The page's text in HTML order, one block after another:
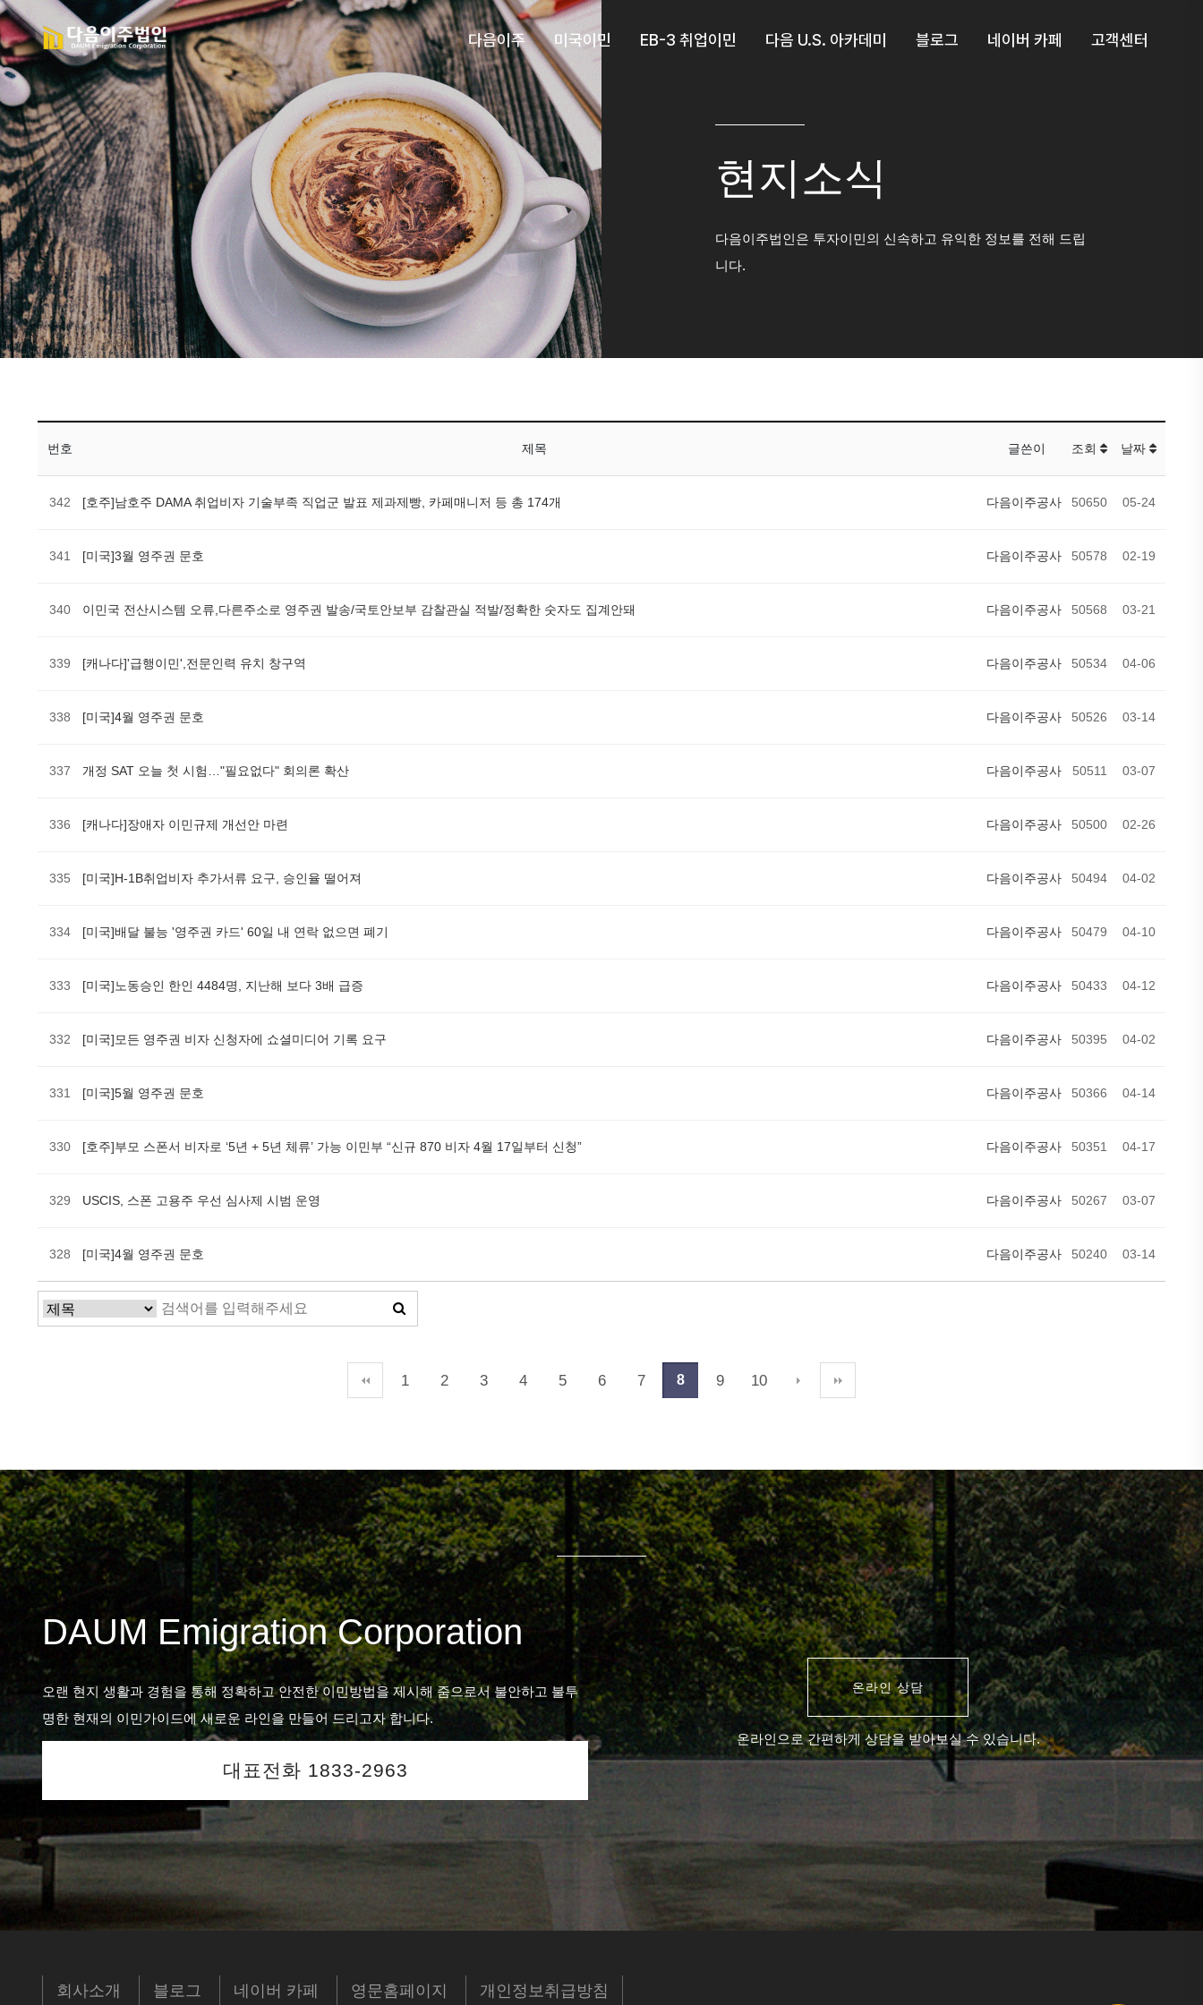
다음이주 미국이민 EB-3 취업이민 다음 U.S. 아카데미 블로그 네이버 카페 고객센터
현지소식
다음이주법인은 투자이민의 신속하고 유익한 정보를 전해 드립
니다.
번호 제목 글쓴이 조회 날짜
342 [호주]남호주 DAMA 취업비자 기술부족 직업군 발표 제과제빵, 카페매니저 등 총 174개 다음이주공사 50650 05-24
341 [미국]3월 영주권 문호 다음이주공사 50578 02-19
340 이민국 전산시스템 오류,다른주소로 영주권 발송/국토안보부 감찰관실 적발/정확한 숫자도 집계안돼 다음이주공사 50568 03-21
339 [캐나다]'급행이민',전문인력 유치 창구역 다음이주공사 50534 04-06
338 [미국]4월 영주권 문호 다음이주공사 50526 03-14
337 개정 SAT 오늘 첫 시험…"필요없다" 회의론 확산 다음이주공사 50511 03-07
336 [캐나다]장애자 이민규제 개선안 마련 다음이주공사 50500 02-26
335 [미국]H-1B취업비자 추가서류 요구, 승인율 떨어져 다음이주공사 50494 04-02
334 [미국]배달 불능 '영주권 카드' 60일 내 연락 없으면 폐기 다음이주공사 50479 04-10
333 [미국]노동승인 한인 4484명, 지난해 보다 3배 급증 다음이주공사 50433 04-12
332 [미국]모든 영주권 비자 신청자에 쇼셜미디어 기록 요구 다음이주공사 50395 04-02
331 [미국]5월 영주권 문호 다음이주공사 50366 04-14
330 [호주]부모 스폰서 비자로 ‘5년 + 5년 체류’ 가능 이민부 “신규 870 비자 4월 17일부터 신청” 다음이주공사 50351 04-17
329 USCIS, 스폰 고용주 우선 심사제 시범 운영 다음이주공사 50267 03-07
328 [미국]4월 영주권 문호 다음이주공사 50240 03-14
1 2 3 4 5 6 7 8 9 10
다음 맨끝
DAUM Emigration Corporation
오랜 현지 생활과 경험을 통해 정확하고 안전한 이민방법을 제시해 줌으로서 불안하고 불투
명한 현재의 이민가이드에 새로운 라인을 만들어 드리고자 합니다.
대표전화 1833-2963
온라인 상담
온라인으로 간편하게 상담을 받아보실 수 있습니다.
회사소개 블로그 네이버 카페 영문홈페이지 개인정보취급방침